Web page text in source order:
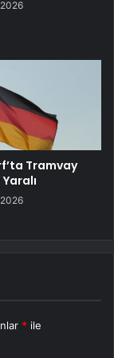
Tramvay
* ile